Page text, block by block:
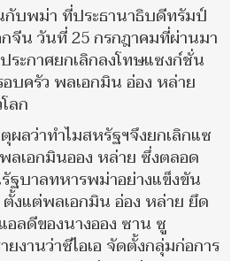
บพม่า ที่ประธานาธิบดีทรัมป์
จีน วันที่ 25 กรกฎาคมที่ผ่านมา
ะกาศยกเลิกลงโทษแซงก์ชั่น
บครัว พลเอกมิน อ่อง หล่าย
ลก
ผลว่าทำไมสหรัฐฯจึงยกเลิกแซ
ลเอกมินออง หล่าย ซึ่งตลอด
ฐบาลทหารพม่าอย่างแข็งขัน
งแต่พลเอกมิน อ่อง หล่าย ยึด
อลดีของนางออง ซาน ซู
งานว่าซีไอเอ จัดตั้งกลุ่มก่อการ